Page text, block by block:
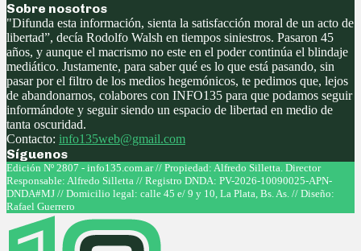
Sobre nosotros
"Difunda esta información, sienta la satisfacción moral de un acto de
libertad”, decía Rodolfo Walsh en tiempos siniestros. Pasaron 45
años, y aunque el macrismo no este en el poder continúa el blindaje
mediático. Justamente, para saber qué es lo que está pasando, sin
pasar por el filtro de los medios hegemónicos, te pedimos que, lejos
de abandonarnos, colabores con INFO135 para que podamos seguir
informándote y seguir siendo un espacio de libertad en medio de
tanta oscuridad.
Contacto: info135web@gmail.com
Síguenos
Facebook
Twitter
Instagram
Youtube
Edición Nº 2807 - info135.com.ar // Propiedad: Alfredo Silletta. Director
Responsable: Alfredo Silletta // Registro DNDA: PV-2026-10090025-APN-
DNDA#MJ // Domicilio legal: calle 45 e/ 9 y 10, La Plata, Bs. As. // Diseño:
Rafael Guerrero